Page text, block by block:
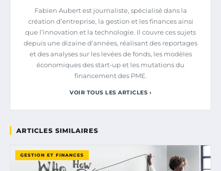
Fabien Aubert est journaliste, spécialisé dans la
création d’entreprise, la gestion et les finances ainsi
que l’innovation et la technologie. Il couvre ces sujets
depuis une dizaine d’années, réalisant des reportages
et des analyses sur les levées de fonds, les modèles
économiques des start-up et les mutations du
financement des PME.
VOIR TOUS LES ARTICLES ›
ARTICLES SIMILAIRES
GESTION ET FINANCES